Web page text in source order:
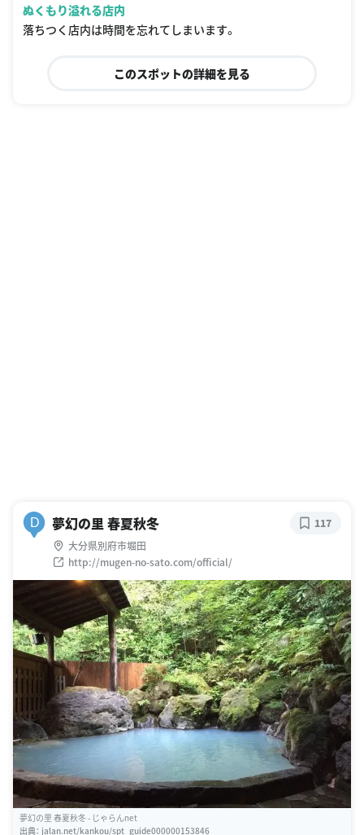
ぬくもり溢れる店内
落ちつく店内は時間を忘れてしまいます。
このスポットの詳細を見る
D 夢幻の里 春夏秋冬
大分県別府市堀田
http://mugen-no-sato.com/official/
117
夢幻の里 春夏秋冬 - じゃらんnet
出典： jalan.net/kankou/spt_guide000000153846